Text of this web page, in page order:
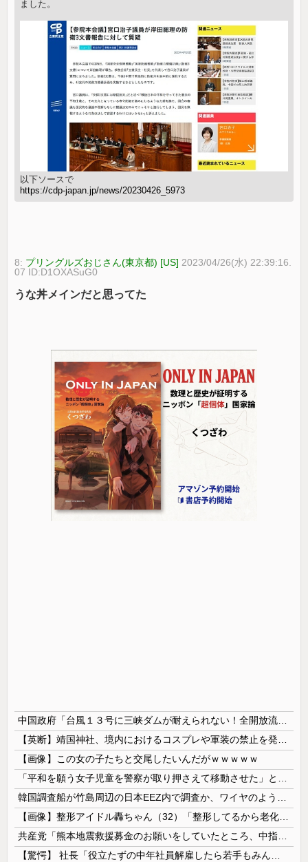
ました。
以下ソースで
https://cdp-japan.jp/news/20230426_5973
8: プリングルズおじさん(東京都) [US] 2023/04/26(水) 22:39:16.
07 ID:D1OXASuG0
うな丼メインだと思ってた
【画像】この女の子たちと交尾したいんだがｗｗｗｗｗ